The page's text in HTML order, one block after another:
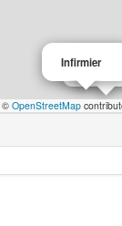
Infirmier
Infirmier
© OpenStreetMap